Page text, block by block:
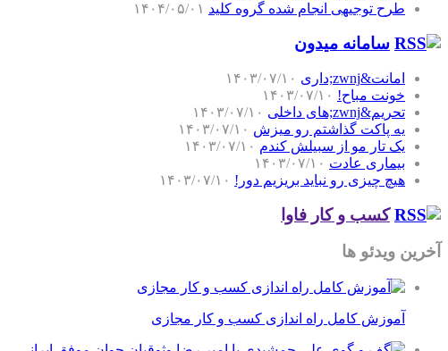
طرح توجیهی انجام شده گروه کلید ۱۴۰۴/۰۵/۰۱
سامانه میدون
امانت&zwnj;داری
۱۴۰۳/۰۷/۱۰
خونت مباح! ۱۴۰۳/۰۷/۱۰
تحریم&zwnj;های داخلی
۱۴۰۳/۰۷/۱۰
یه پاکت گذاشتم رو میزش ۱۴۰۳/۰۷/۱۰
یک تار مو از سبیلش کندم ۱۴۰۳/۰۷/۱۰
بیماری عادت ۱۴۰۳/۰۷/۱۰
هیچ چیزی رو نباید بریزیم دور! ۱۴۰۳/۰۷/۱۰
کسب و کار فاوا
آخرین ویدئو ها
آموزش کامل راه اندازی کسب و کار مجازی